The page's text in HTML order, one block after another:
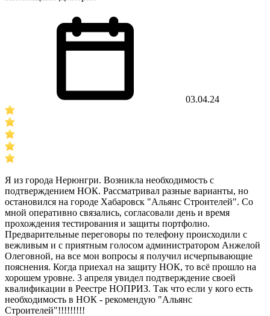
03.04.24
Я из города Нерюнгри. Возникла необходимость с
подтверждением НОК. Рассматривал разные варианты, но
остановился на городе Хабаровск "Альянс Строителей". Со
мной оперативно связались, согласовали день и время
прохождения тестирования и защиты портфолио.
Предварительные переговоры по телефону происходили с
вежливым и с приятным голосом администратором Анжелой
Олеговной, на все мои вопросы я получил исчерпывающие
пояснения. Когда приехал на защиту НОК, то всё прошло на
хорошем уровне. 3 апреля увидел подтверждение своей
квалификации в Реестре НОПРИЗ. Так что если у кого есть
необходимость в НОК - рекомендую "Альянс
Строителей"!!!!!!!!!